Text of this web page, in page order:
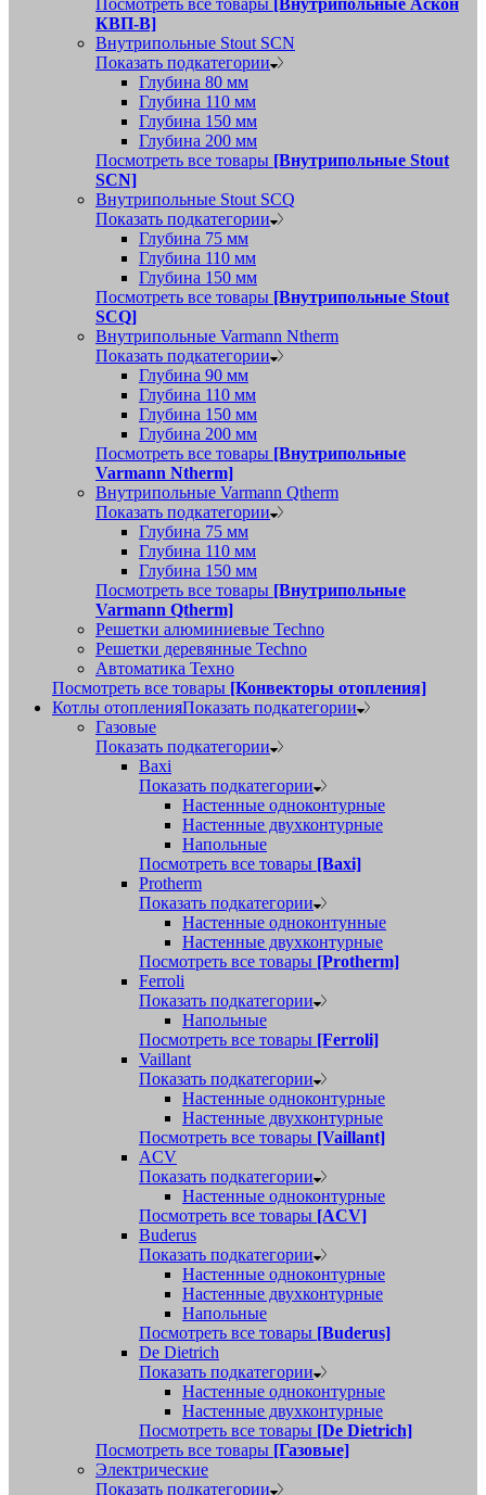
Посмотреть все товары [Внутрипольные Аскон
КВП-В]
Внутрипольные Stout SCN
Показать подкатегории
Глубина 80 мм
Глубина 110 мм
Глубина 150 мм
Глубина 200 мм
Посмотреть все товары [Внутрипольные Stout
SCN]
Внутрипольные Stout SCQ
Показать подкатегории
Глубина 75 мм
Глубина 110 мм
Глубина 150 мм
Посмотреть все товары [Внутрипольные Stout
SCQ]
Внутрипольные Varmann Ntherm
Показать подкатегории
Глубина 90 мм
Глубина 110 мм
Глубина 150 мм
Глубина 200 мм
Посмотреть все товары [Внутрипольные
Varmann Ntherm]
Внутрипольные Varmann Qtherm
Показать подкатегории
Глубина 75 мм
Глубина 110 мм
Глубина 150 мм
Посмотреть все товары [Внутрипольные
Varmann Qtherm]
Решетки алюминиевые Techno
Решетки деревянные Techno
Автоматика Техно
Посмотреть все товары [Конвекторы отопления]
Котлы отопленияПоказать подкатегории
Газовые
Показать подкатегории
Baxi
Показать подкатегории
Настенные одноконтурные
Настенные двухконтурные
Напольные
Посмотреть все товары [Baxi]
Protherm
Показать подкатегории
Настенные одноконтунные
Настенные двухконтурные
Посмотреть все товары [Protherm]
Ferroli
Показать подкатегории
Напольные
Посмотреть все товары [Ferroli]
Vaillant
Показать подкатегории
Настенные одноконтурные
Настенные двухконтурные
Посмотреть все товары [Vaillant]
ACV
Показать подкатегории
Настенные одноконтурные
Посмотреть все товары [ACV]
Buderus
Показать подкатегории
Настенные одноконтурные
Настенные двухконтурные
Напольные
Посмотреть все товары [Buderus]
De Dietrich
Показать подкатегории
Настенные одноконтурные
Настенные двухконтурные
Посмотреть все товары [De Dietrich]
Посмотреть все товары [Газовые]
Электрические
Показать подкатегории